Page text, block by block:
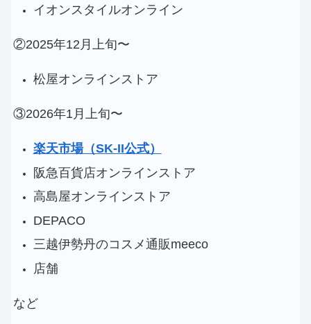
イオンスタイルオンライン
②2025年12月上旬〜
松屋オンラインストア
③2026年1月上旬〜
楽天市場（SK-II公式）
阪急百貨店オンラインストア
高島屋オンラインストア
DEPACO
三越伊勢丹のコスメ通販meeco
店舗
など